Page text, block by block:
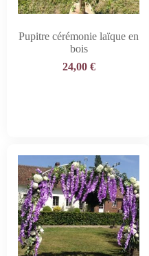
Pupitre cérémonie laïque en
bois
24,00 €